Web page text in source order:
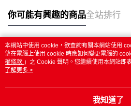
你可能有興趣的商品全站排行
熱門標籤
本網站中使用 cookie，欲查詢有關本網站使用
望在電腦上使用 cookie 時應如何變更電腦的
權條款 」之 Cookie 聲明。您繼續使用本網站即
用條款之 Cookie 聲明使用 cookie。
了解更多 >
我知道了